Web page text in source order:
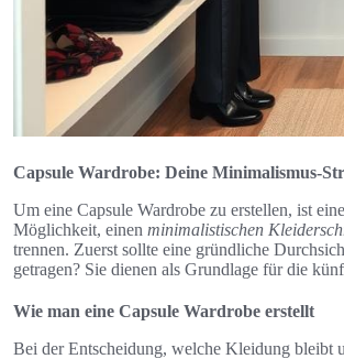
Capsule Wardrobe: Deine Minimalismus-
Um eine Capsule Wardrobe zu erstellen, ist
Möglichkeit, einen minimalistischen
trennen. Zuerst sollte eine gründliche
getragen? Sie dienen als Grundlage für die
Wie man eine Capsule Wardrobe erstellt
Bei der Entscheidung, welche Kleidung bleibt